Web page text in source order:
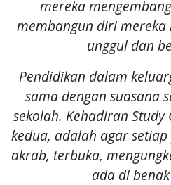
mereka
membangun diri
unggul dan
Pendidikan dalam
sama dengan suasana
sekolah. Kehadiran
kedua, adalah agar
akrab, terbuka,
ada di